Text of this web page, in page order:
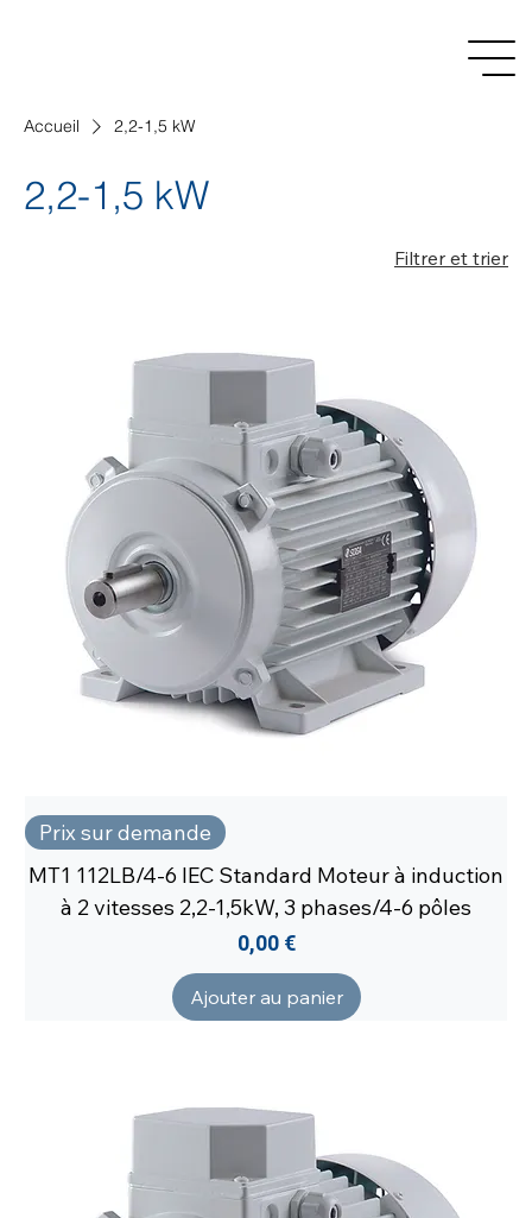
Accueil 2,2-1,5 kW
2,2-1,5 kW
Filtrer et trier
Prix sur demande
MT1 112LB/4-6 IEC Standard Moteur à induction
à 2 vitesses 2,2-1,5kW, 3 phases/4-6 pôles
Prix
0,00 €
Ajouter au panier